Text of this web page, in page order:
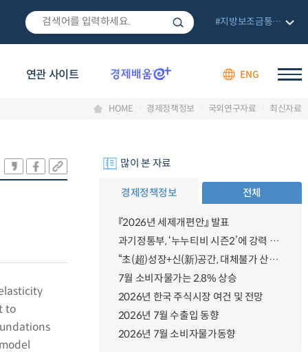
연관 사이트 ENG
#지방보조금통합관리망
HOME 경제정책정보 국외연구자료 최신자료
to
많이 본 자료
경제정책정보 전체
『2026년 세제개편안』 발표
과기정통부, ‘누누티비 시즌2’에 강력 대응 의지 밝혀
“초(超)성장+신(新)공간, 대체불가 산업강국”
7월 소비자물가는 2.8% 상승
2026년 한국 주식시장 여건 및 전망
2026년 7월 수출입 동향
2026년 7월 소비자물가동향